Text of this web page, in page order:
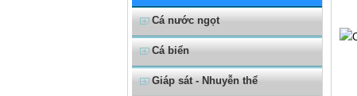
Cá nước ngọt
Cá biển
Giáp sát - Nhuyễn thể